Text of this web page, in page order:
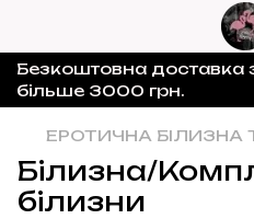
Безкоштовна доставка
більше 3000 грн.
ЕРОТИЧНА БІЛИЗНА
Білизна/
білизни